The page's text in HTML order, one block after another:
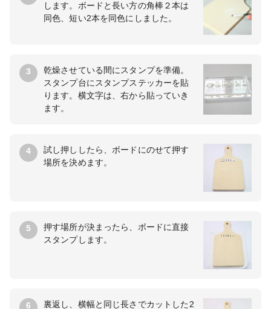
します。ボードと長い方の角棒２本は
同色、短い2本を同色にしました。
3
乾燥させている間にスタンプを準備。
スタンプ台にスタンプステッカーを貼
ります。横文字は、右から貼っていき
ます。
4
試し押ししたら、ボードにのせて押す
場所を決めます。
5
押す場所が決まったら、ボードに直接
スタンプします。
6 裏返し、横幅と同じ長さでカットした2